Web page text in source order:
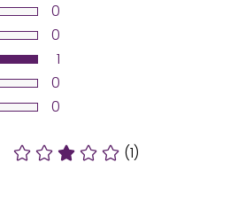
0
0
1
0
0
(1)